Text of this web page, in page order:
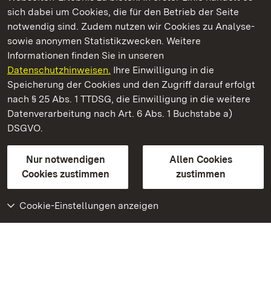
sich dabei um Cookies, die für den Betrieb der Seite
notwendig sind. Zudem nutzen wir Cookies zu Analyse-
sowie anonymen Statistikzwecken. Weitere
Informationen finden Sie in unseren
Datenschutzhinweisen. Ihre Einwilligung in die
Speicherung der Cookies und den Zugriff darauf erfolgt
nach § 25 Abs. 1 TTDSG, die Einwilligung in die weitere
Datenverarbeitung nach Art. 6 Abs. 1 Buchstabe a)
DSGVO.
Nur notwendigen
Cookies zustimmen
Allen Cookies
zustimmen
Cookie-Einstellungen anzeigen
Staatliche Schlösser und Gärten Baden‑Württemberg
Staatliche Schlösser und Gärten Baden-Württemberg
Kontakt
GebärdenspracheLeichte Sprache
Erklärung zur Barrierefreiheit
BITV-konform (geprüfte Seiten)
Weiteres